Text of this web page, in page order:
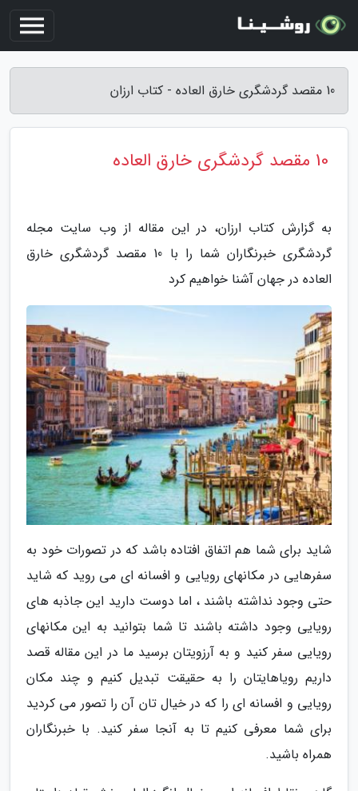
10 مقصد گردشگری خارق العاده - کتاب ارزان
10 مقصد گردشگری خارق العاده
به گزارش کتاب ارزان، در این مقاله از وب سایت مجله
گردشگری خبرنگاران شما را با 10 مقصد گردشگری خارق
العاده در جهان آشنا خواهیم کرد
شاید برای شما هم اتفاق افتاده باشد که در تصورات خود به
سفرهایی در مکانهای رویایی و افسانه ای می روید که شاید
حتی وجود نداشته باشند ، اما دوست دارید این جاذبه های
رویایی وجود داشته باشند تا شما بتوانید به این مکانهای
رویایی سفر کنید و به آرزویتان برسید ما در این مقاله قصد
داریم رویاهایتان را به حقیقت تبدیل کنیم و چند مکان
رویایی و افسانه ای را که در خیال تان آن را تصور می کردید
برای شما معرفی کنیم تا به آنجا سفر کنید. با خبرنگاران
همراه باشید.